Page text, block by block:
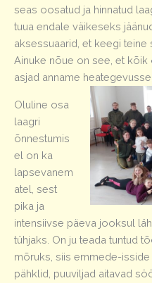
seas oosatud ja hinnatud
tuua endale väikeseks
aksessuaarid, et keegi teine
Ainuke nõue on see, et kõik
asjad anname heategevusse.
Oluline osa
laagri
õnnestumis
el on ka
lapsevanem
atel, sest
pika ja
intensiivse päeva jooksul
tühjaks. On ju teada tuntud
mõruks, siis emmede-isside
pähklid, puuviljad aitavad